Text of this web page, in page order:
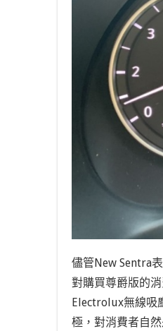
儘管New Sentra
對購買尊爵版的
Electrolux無線吸
極，對消費者自